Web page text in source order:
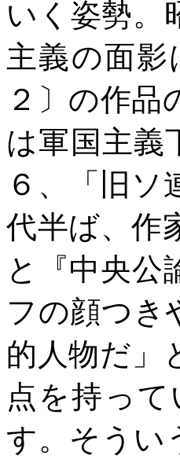
いく姿勢。
主義の面
２〕の作
は軍国主義
６、「旧ソ
代半ば、作
と『中央公
フの顔つき
的人物だ」
点を持っ
す。そうい